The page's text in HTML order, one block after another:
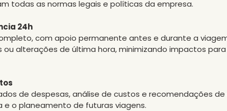
todas as normas legais e políticas da empresa.
24h
com apoio permanente antes e durante a
ou alterações de última hora, minimizando impactos
de despesas, análise de custos e recomendações
o planeamento de futuras viagens.